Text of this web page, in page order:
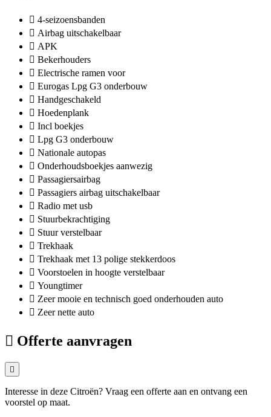
4-seizoensbanden
Airbag uitschakelbaar
APK
Bekerhouders
Electrische ramen voor
Eurogas Lpg G3 onderbouw
Handgeschakeld
Hoedenplank
Incl boekjes
Lpg G3 onderbouw
Nationale autopas
Onderhoudsboekjes aanwezig
Passagiersairbag
Passagiers airbag uitschakelbaar
Radio met usb
Stuurbekrachtiging
Stuur verstelbaar
Trekhaak
Trekhaak met 13 polige stekkerdoos
Voorstoelen in hoogte verstelbaar
Youngtimer
Zeer mooie en technisch goed onderhouden auto
Zeer nette auto
Offerte aanvragen
Interesse in deze Citroën? Vraag een offerte aan en ontvang een
voorstel op maat.